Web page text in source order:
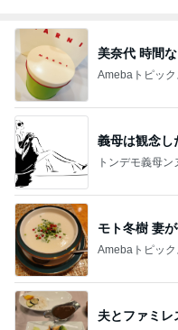
美奈代 時間
Amebaトピック
義母は観念し
トンデモ義母ン
モト冬樹 妻
Amebaトピック
夫とファミレ